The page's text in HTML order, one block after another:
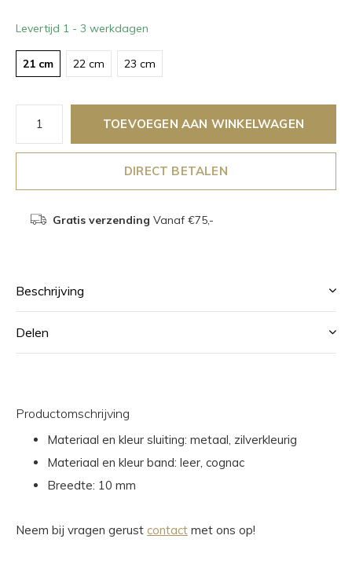
Levertijd 1 - 3 werkdagen
21 cm 22 cm 23 cm
TOEVOEGEN AAN WINKELWAGEN
DIRECT BETALEN
Gratis verzending Vanaf €75,-
Beschrijving
Delen
Productomschrijving
Materiaal en kleur sluiting: metaal, zilverkleurig
Materiaal en kleur band: leer, cognac
Breedte: 10 mm
Neem bij vragen gerust contact met ons op!